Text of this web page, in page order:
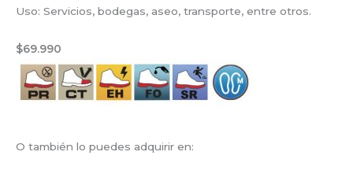
Uso: Servicios, bodegas, aseo, transporte, entre otros.
$69.990
O también lo puedes adquirir en: